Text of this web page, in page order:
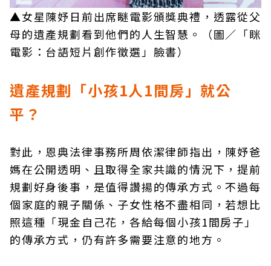
▲女星陳妤日前出席瞇電影頒獎典禮，透露從父
母的遺產規劃看到他們的人生智慧。（圖／「眯
電影：台語短片創作徵選」臉書）
遺產規劃「小孩1人1間房」就公
平？
對此，恩典法律事務所周依潔律師指出，陳妤爸
媽在公開透明、且取得全家共識的情況下，提前
規劃好身後事，是值得讚揚的傳承方式。不過每
個家庭的親子關係、子女性格不盡相同，若想比
照這種「現金自己花，各給每個小孩1間房子」
的傳承方式，仍有許多需要注意的地方。